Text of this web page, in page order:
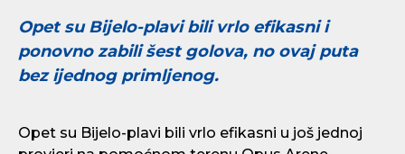
Opet su Bijelo-plavi bili vrlo efikasni i
ponovno zabili šest golova, no ovaj puta
bez ijednog primljenog.
Opet su Bijelo-plavi bili vrlo efikasni u još jednoj